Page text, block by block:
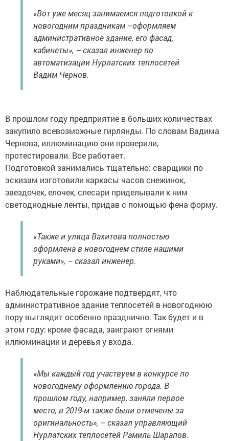
«Вот уже месяц занимаемся подготовкой к
новогодним праздникам –оформляем
административное здание, его фасад,
кабинеты», – сказал инженер по
автоматизации Нурлатских теплосетей
Вадим Чернов.
В прошлом году предприятие в больших количествах
закупило всевозможные гирлянды. По словам Вадима
Чернова, иллюминацию они проверили,
протестировали. Все работает.
Подготовкой занимались тщательно: сварщики по
эскизам изготовили каркасы часов снежинок,
звездочек, елочек, слесари приделывали к ним
светодиодные ленты, придав с помощью фена форму.
«Также и улица Вахитова полностью
оформлена в новогоднем стиле нашими
руками», – сказал инженер.
Наблюдательные горожане подтвердят, что
административное здание теплосетей в новогоднюю
пору выглядит особенно празднично. Так будет и в
этом году: кроме фасада, заиграют огнями
иллюминации и деревья у входа.
«Мы каждый год участвуем в конкурсе по
новогоднему оформлению города. В
прошлом году, например, заняли первое
место, в 2019-м также были отмечены за
оригинальность», – сказал управляющий
Нурлатских теплосетей Рамиль Шарапов.